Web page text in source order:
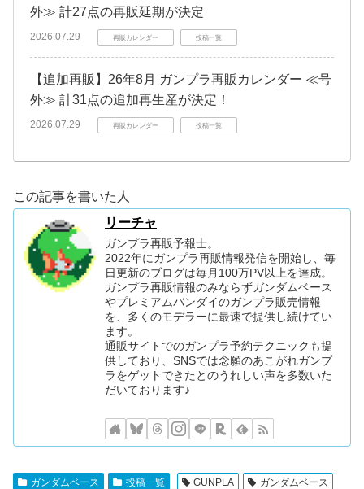
外≫ 計27点の再販延期が決定
2026.07.29 再販カレンダー 投稿一覧
【追加再販】26年8月 ガンプラ再販カレンダー ≪号
外≫ 計31点の追加再生産が決定！
2026.07.29 再販カレンダー 投稿一覧
この記事を書いた人
リーチャ
ガンプラ再販予報士。
2022年にガンプラ再販情報発信を開始し、毎
日更新のブログは毎月100万PV以上を達成。
ガンプラ再販情報のみならずガンダムベース
やプレミアムバンダイのガンプラ販売情報
を、多くのモデラーに最速で提供し続けてい
ます。
通販サイトでのガンプラ予約テクニックも提
供しており、SNSでは念願のあこがれガンプ
ラをゲットできたとのうれしい声を多数いた
だいております♪
ガンダムベース 投稿一覧 GUNPLA
ガンダムベース